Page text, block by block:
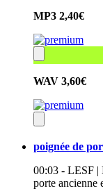
MP3 2,40€
WAV 3,60€
poignée de
00:03 - LESF |
porte ancienne